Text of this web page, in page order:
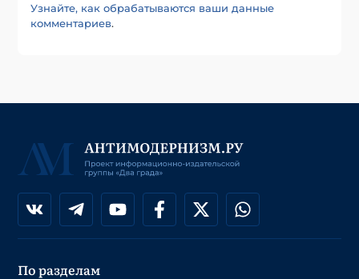
Узнайте, как обрабатываются ваши данные
комментариев.
По разделам